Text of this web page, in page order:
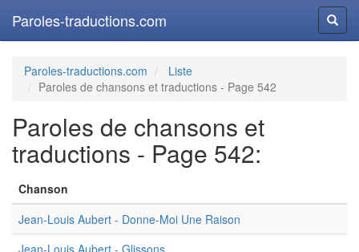
Paroles-traductions.com
Paroles-traductions.com
Liste
Paroles de chansons et traductions - Page 542
Paroles de chansons et
traductions - Page 542:
Chanson
Jean-Louis Aubert - Donne-Moi Une Raison
Jean-Louis Aubert - Glissons